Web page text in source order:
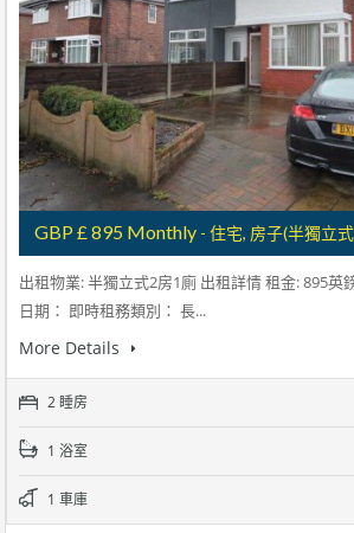
GBP £ 895 Monthly - 住宅, 房子(半獨立
出租物業: 半獨立式2房1廁 出租詳情 租金: 895英
日期： 即時租務類別： 長...
More Details
2 睡房
1 浴室
1 車庫